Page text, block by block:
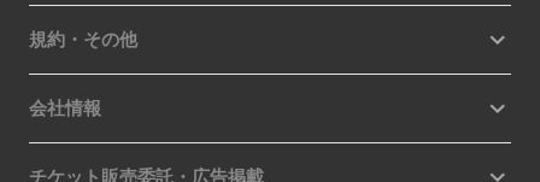
規約・その他
会社情報
チケット販売委託・広告掲載